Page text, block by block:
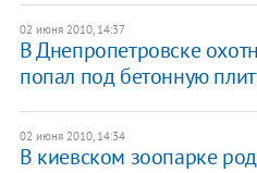
02 июня 2010, 14:37
В Днепропетровске
попал под бетонную
02 июня 2010, 14:34
В киевском зоопарке